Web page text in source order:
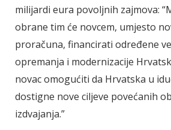
milijardi eura povoljnih zajmova:
obrane tim će novcem, umjesto
proračuna, financirati određene
opremanja i modernizacije
novac omogućiti da Hrvatska u
dostigne nove ciljeve povećanih
izdvajanja.”